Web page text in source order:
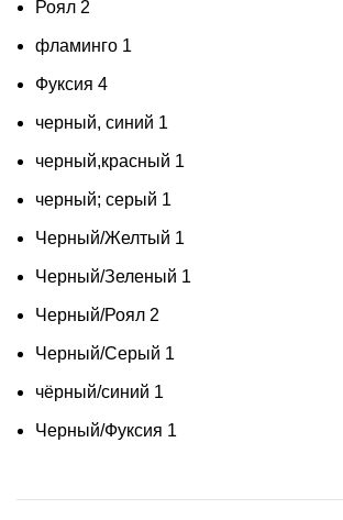
Роял 2
фламинго 1
Фуксия 4
черный, синий 1
черный,красный 1
черный; серый 1
Черный/Желтый 1
Черный/Зеленый 1
Черный/Роял 2
Черный/Серый 1
чёрный/синий 1
Черный/Фуксия 1